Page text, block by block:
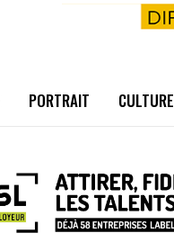
PORTRAIT CULTURE